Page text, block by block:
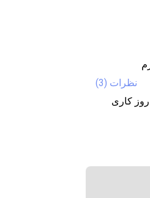
نظرات (3)
روز کاری